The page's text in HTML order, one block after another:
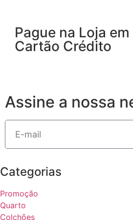
Pague na Loja
Cartão Crédito
Assine a nossa
Categorias
Promoção
Quarto
Colchões